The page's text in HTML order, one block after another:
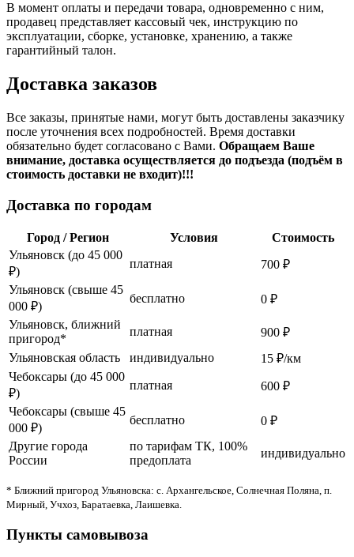
В момент оплаты и передачи товара, одновременно с ним,
продавец представляет кассовый чек, инструкцию по
эксплуатации, сборке, установке, хранению, а также
гарантийный талон.
Доставка заказов
Все заказы, принятые нами, могут быть доставлены заказчику
после уточнения всех подробностей. Время доставки
обязательно будет согласовано с Вами. Обращаем Ваше
внимание, доставка осуществляется до подъезда (подъём в
стоимость доставки не входит)!!!
Доставка по городам
Город / Регион Условия
Стоимость
Ульяновск (до 45 000
₽)
платная
700 ₽
Ульяновск (свыше 45
000 ₽)
бесплатно
0 ₽
Ульяновск, ближний
пригород*
платная
900 ₽
Ульяновская область
индивидуально
15 ₽/км
Чебоксары (до 45 000
₽)
платная
600 ₽
Чебоксары (свыше 45
000 ₽)
бесплатно
0 ₽
Другие города
России
по тарифам ТК, 100%
предоплата
индивидуально
* Ближний пригород Ульяновска: с. Архангельское, Солнечная Поляна, п.
Мирный, Учхоз, Баратаевка, Лаишевка.
Пункты самовывоза